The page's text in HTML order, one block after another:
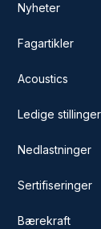
Nyheter
Fagartikler
Acoustics
Ledige stillinger
Nedlastninger
Sertifiseringer
Bærekraft